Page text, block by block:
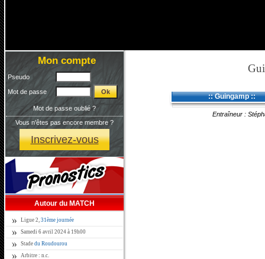
Mon compte
Pseudo
Mot de passe
Mot de passe oublié ?
Vous n'êtes pas encore membre ?
Inscrivez-vous
Autour du MATCH
Ligue 2, 31ème journée
Samedi 6 avril 2024 à 19h00
Stade du Roudourou
Arbitre : n.c.
:: Guingamp ::
Entraîneur :